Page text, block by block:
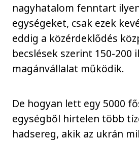
nagyhatalom fenntart
egységeket, csak ezek
eddig a közérdeklődés
becslések szerint 150-200
magánvállalat működik.
De hogyan lett egy 5000
egységből hirtelen több
hadsereg, akik az ukrán